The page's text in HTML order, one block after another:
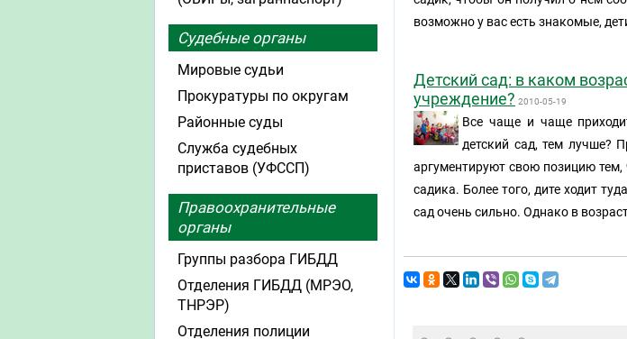
возможно у вас есть знакомые,
Детский сад: в каком
учреждение? 2010-05-19
Все чаще и чаще
детский сад, тем лучше?
аргументируют свою позицию тем,
садика. Более того, дите ходит
сад очень сильно. Однако в
Судебные органы
Мировые судьи
Прокуратуры по округам
Районные суды
Служба судебных
приставов (УФССП)
Правоохранительные
органы
Группы разбора ГИБДД
Отделения ГИБДД (МРЭО,
ТНРЭР)
Отделения полиции